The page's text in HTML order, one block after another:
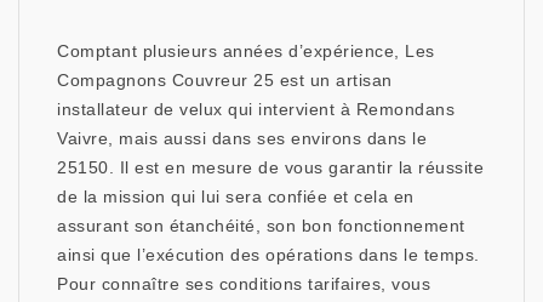
Comptant plusieurs années d’expérience, Les
Compagnons Couvreur 25 est un artisan
installateur de velux qui intervient à Remondans
Vaivre, mais aussi dans ses environs dans le
25150. Il est en mesure de vous garantir la réussite
de la mission qui lui sera confiée et cela en
assurant son étanchéité, son bon fonctionnement
ainsi que l’exécution des opérations dans le temps.
Pour connaître ses conditions tarifaires, vous